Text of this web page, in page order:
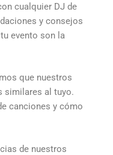
cualquier DJ de
y consejos
evento son la
que nuestros
similares al tuyo.
canciones y cómo
de nuestros